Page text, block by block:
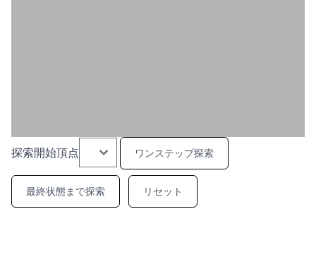
探索開始頂点 ワンステップ探索
最終状態まで探索 リセット